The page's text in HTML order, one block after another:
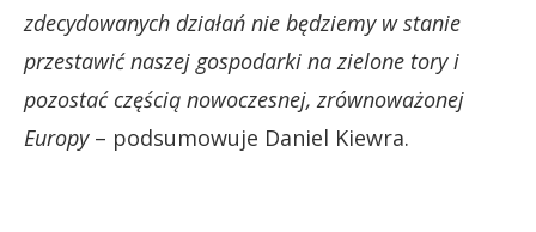
zdecydowanych działań nie będziemy w stanie
przestawić naszej gospodarki na zielone tory i
pozostać częścią nowoczesnej, zrównoważonej
Europy– podsumowuje Daniel Kiewra.